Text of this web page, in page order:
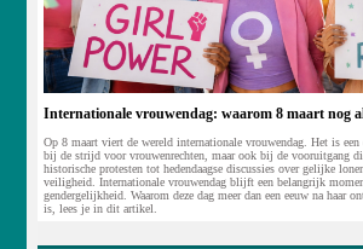
Internationale vrouwendag: waarom 8 maart nog
Op 8 maart viert de wereld internationale vrouwendag. Het is een
bij de strijd voor vrouwenrechten, maar ook bij de vooruitgang
historische protesten tot hedendaagse discussies over gelijke
veiligheid. Internationale vrouwendag blijft een belangrijk
gendergelijkheid. Waarom deze dag meer dan een eeuw na haar
is, lees je in dit artikel.